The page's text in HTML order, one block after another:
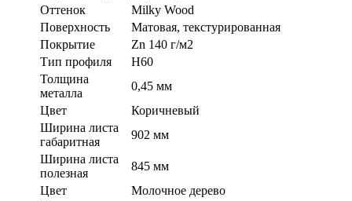
Оттенок
Milky Wood
Поверхность
Матовая, текстурированная
Покрытие
Zn 140 г/м2
Тип профиля
Н60
Толщина
металла
0,45 мм
Цвет
Коричневый
Ширина листа
габаритная
902 мм
Ширина листа
полезная
845 мм
Цвет
Молочное дерево